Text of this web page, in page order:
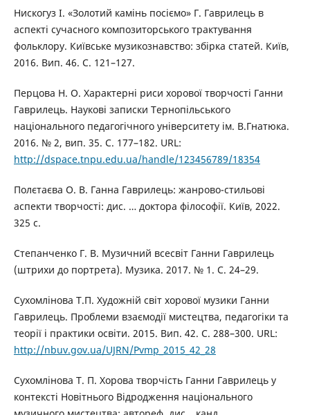
Нискогуз І. «Золотий камінь посіємо» Г. Гаврилець в
аспекті сучасного композиторського трактування
фольклору. Київське музикознавство: збірка статей. Київ,
2016. Вип. 46. С. 121–127.
Перцова Н. О. Характерні риси хорової творчості Ганни
Гаврилець. Наукові записки Тернопільського
національного педагогічного університету ім. В.Гнатюка.
2016. № 2, вип. 35. С. 177–182. URL:
http://dspace.tnpu.edu.ua/handle/123456789/18354
Полєтаєва О. В. Ганна Гаврилець: жанрово-стильові
аспекти творчості: дис. … доктора філософії. Київ, 2022.
325 с.
Степанченко Г. В. Музичний всесвіт Ганни Гаврилець
(штрихи до портрета). Музика. 2017. № 1. С. 24–29.
Сухомлінова Т.П. Художній світ хорової музики Ганни
Гаврилець. Проблеми взаємодії мистецтва, педагогіки та
теорії і практики освіти. 2015. Вип. 42. С. 288–300. URL:
http://nbuv.gov.ua/UJRN/Pvmp_2015_42_28
Сухомлінова Т. П. Хорова творчість Ганни Гаврилець у
контексті Новітнього Відродження національного